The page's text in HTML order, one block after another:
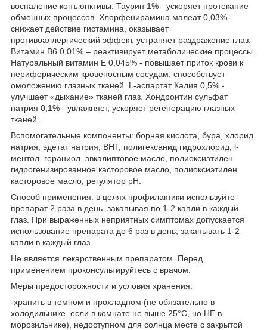
воспаление конъюнктивы. Таурин 1% - ускоряет протекание
обменных процессов. Хлорфенирамина малеат 0,03% -
снижает действие гистамина, оказывает
противоаллергический эффект, устраняет раздражение глаз.
Витамин B6 0,01% – реактивирует метаболические процессы.
Натуральный витамин Е 0,045% - повышает приток крови к
периферическим кровеносным сосудам, способствует
омоложению глазных тканей. L-аспартат Калия 0,5% -
улучшает «дыхание» тканей глаз. Хондроитин сульфат
натрия 0,1% - увлажняет, ускоряет регенерацию глазных
тканей.
Вспомогательные компоненты: борная кислота, бура, хлорид
натрия, эдетат натрия, BHT, полигексанид гидрохлорид, l-
ментол, гераниол, эвкалиптовое масло, полиоксиэтилен
гидрогенизированное касторовое масло, полиоксиэтилен
касторовое масло, регулятор pH.
Способ применения: в целях профилактики используйте
препарат 2 раза в день, закапывая по 1-2 капли в каждый
глаз. При выраженных неприятных симптомах допускается
использование препарата до 6 раз в день, закапывать 1-2
капли в каждый глаз.
Не является лекарственным препаратом. Перед
применением проконсультируйтесь с врачом.
Меры предосторожности и условия хранения:
-хранить в темном и прохладном (не обязательно в
холодильнике, если в комнате не выше 25°С, но НЕ в
морозильнике), недоступном для солнца месте с закрытой